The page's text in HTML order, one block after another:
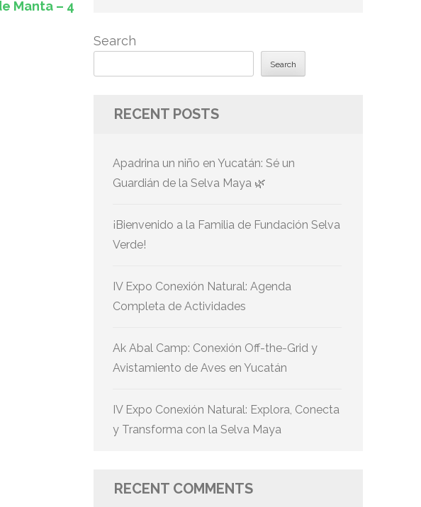
Manta – 4
Search
Search
RECENT POSTS
Apadrina un niño en Yucatán: Sé un
Guardián de la Selva Maya 🌿
¡Bienvenido a la Familia de Fundación Selva
Verde!
IV Expo Conexión Natural: Agenda
Completa de Actividades
Ak Abal Camp: Conexión Off-the-Grid y
Avistamiento de Aves en Yucatán
IV Expo Conexión Natural: Explora, Conecta
y Transforma con la Selva Maya
RECENT COMMENTS